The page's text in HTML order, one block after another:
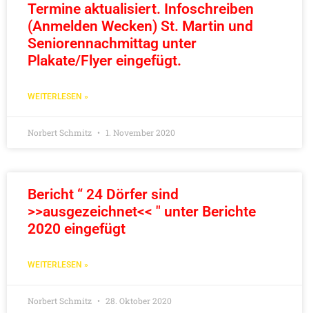
Termine aktualisiert. Infoschreiben
(Anmelden Wecken) St. Martin und
Seniorennachmittag unter
Plakate/Flyer eingefügt.
WEITERLESEN »
Norbert Schmitz 1. November 2020
Bericht “ 24 Dörfer sind
>>ausgezeichnet<< " unter Berichte
2020 eingefügt
WEITERLESEN »
Norbert Schmitz 28. Oktober 2020